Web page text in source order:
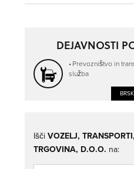
DEJAVNOSTI
Prevozništvo in
služba
IščiVOZELJ,
TRGOVINA, D.O.O. na: